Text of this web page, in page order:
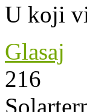
U koji
Glasaj
216